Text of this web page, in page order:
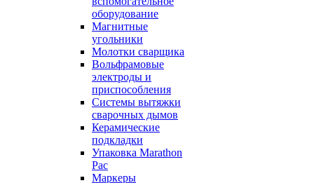
оборудование
Магнитные
угольники
Молотки сварщика
Вольфрамовые
электроды и
приспособления
Системы вытяжки
сварочных дымов
Керамические
подкладки
Упаковка Marathon
Pac
Маркеры